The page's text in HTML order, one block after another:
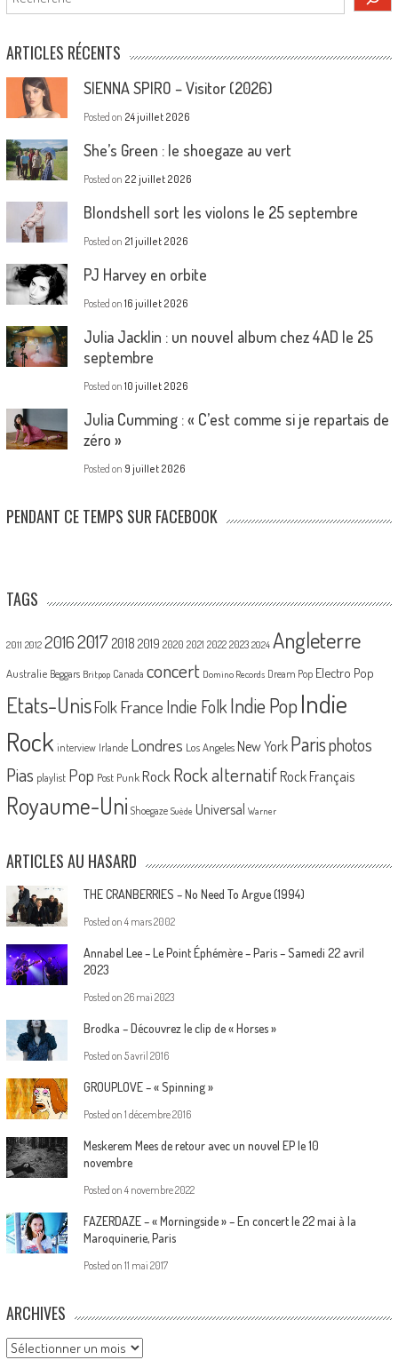
ARTICLES RÉCENTS
SIENNA SPIRO – Visitor (2026)
Posted on 24 juillet 2026
She’s Green : le shoegaze au vert
Posted on 22 juillet 2026
Blondshell sort les violons le 25 septembre
Posted on 21 juillet 2026
PJ Harvey en orbite
Posted on 16 juillet 2026
Julia Jacklin : un nouvel album chez 4AD le 25
septembre
Posted on 10 juillet 2026
Julia Cumming : « C’est comme si je repartais de
zéro »
Posted on 9 juillet 2026
PENDANT CE TEMPS SUR FACEBOOK
TAGS
2011 2012 20162017 2018 2019 2020 2021 2022 2023 2024 Angleterre
Australie Beggars Britpop Canada concert Domino Records Dream Pop Electro Pop
Etats-UnisFolk France Indie Folk Indie PopIndie
Rock interview Irlande Londres Los Angeles New York Parisphotos
Pias playlist Pop Post Punk Rock Rock alternatif Rock Français
Royaume-Uni Shoegaze Suède Universal Warner
ARTICLES AU HASARD
THE CRANBERRIES – No Need To Argue (1994)
Posted on 4 mars 2002
Annabel Lee – Le Point Éphémère – Paris – Samedi 22 avril
2023
Posted on 26 mai 2023
Brodka – Découvrez le clip de « Horses »
Posted on 5 avril 2016
GROUPLOVE – « Spinning »
Posted on 1 décembre 2016
Meskerem Mees de retour avec un nouvel EP le 10
novembre
Posted on 4 novembre 2022
FAZERDAZE – « Morningside » – En concert le 22 mai à la
Maroquinerie, Paris
Posted on 11 mai 2017
ARCHIVES
Archives